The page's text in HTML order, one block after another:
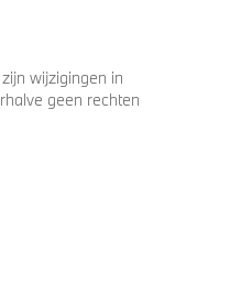
wijzigingen in
geen rechten